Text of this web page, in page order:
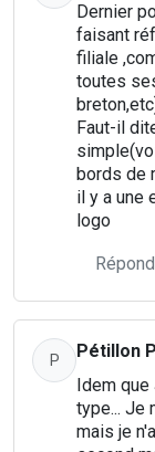
Dernier
faisant
filiale
toutes
Faut-il
bords de
il y a une
logo
P Pétillon
Idem
type... Je
mais je